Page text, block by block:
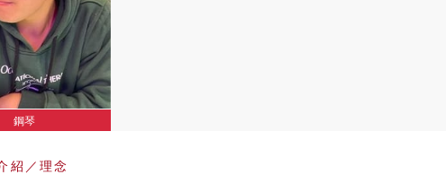
鋼琴
紹／理念